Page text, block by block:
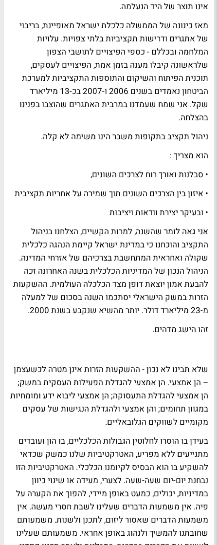
אינו תוצר של היד הנעלמה.
מאז כינונה של הממשלה כלכלת ישראל מאופיינת, בריבוי
של אתגרים ודרישות תקציביות בלתי צפויות. עלויות
המלחמה ובכללם - כספי הפיצויים לתושבי הצפון
שלראשונה קיבלו מענה בזמן אמת, הפיצויים לעסקים,
תוכנית הפיתוח והשיקום והתוספות התקציביות למערכת
הביטחון נאמדים בשנים 2006 ו-2007 בכ-13 מיליארד
שקל. אני שמח שעמדנו במרבית האתגרים שהוצבו בפנינו
בהצלחה.
ניהול תקציב בתקופות משבר הינו משימה לא קלה.
הוא מצריך :
• סבלנות ואורך רוח לצרכים השונים,
• איזון בין הצרכים השונים תוך שמירה על אחריות תקציבית
• ובעיקר יצירת וודאות ויציבות
אני גאה לומר שהשנה, למרות הקשיים, הצלחנו בניהול
התקציב והוכחנו כי במדינת ישראל קיימת הנהגה כלכלית
שקולה ואחראית המתחשבת בצרכיהם של אזרחי המדינה.
הניהול הנכון של המדיניות הכלכלית בשנה האחרונה זכה
להבעת אמון יוצאת דופן מצד הכלכלה העולמית. ההשקעות
הזרות במשק הישראלי יסתכמו השנה בסכום של למעלה
מ-23 מיליארד דולר. יותר מהשיא שנקבע בשנת 2000.
זהו הישג מדהים.
שלא תבינו לא נכון - ההשקעות הזרות אינן מטרה לכשעצמן
– הן אמצעי. הן אמצעי להגדלת הפעילות העסקית במשק;
הן אמצעי להגדלת התעסוקה; הן אמצעי ליבוא ידע ומומחיות
במגוון תחומים; והן אמצעי ולהגדלת הנגישות של עסקים
מקומיים לשווקים הגלובאליים.
בעידן בו הוסרו לחלוטין הגבולות הכלכליים, בו הון ועובדים
מתנייעים ללא מפריע, האטרקטיביות שלנו כמשק שכדאי
להשקיע בו הוא הבסיס לקיומנו הכלכלי. האטרקטיביות הזו
נבחנת יום-יום שעה-שעה. לצערי, מעידה או שינוי כיוון
במדיניות, יכולים, כמעט באופן מיידי, להפוך את הקערה על
פיה. אין משמעות הדברים שעלינו לשבת חסרי מעשה. אין
משמעות הדברים שאסור ליזום, לתכנן ולשנות. משמעותם
שחובתנו להמשיך ולנהוג באופן אחראי. משמעותם שעלינו